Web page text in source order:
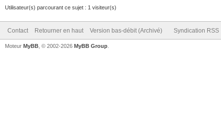
Utilisateur(s) parcourant ce sujet : 1 visiteur(s)
Contact Retourner en haut Version bas-débit (Archivé) Syndication RSS
Moteur MyBB , © 2002-2026 MyBB Group